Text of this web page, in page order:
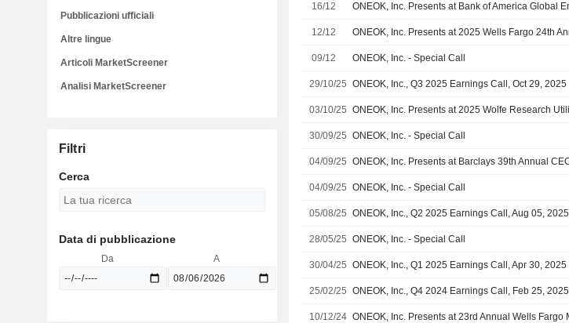
16/12
12/12
09/12 ONEOK, Inc. - Special Call
29/10/25 ONEOK, Inc., Q3 2025 Earnings Call, Oct 29, 2025
03/10/25
30/09/25 ONEOK, Inc. - Special Call
04/09/25
04/09/25 ONEOK, Inc. - Special Call
05/08/25 ONEOK, Inc., Q2 2025 Earnings Call, Aug 05, 2025
28/05/25 ONEOK, Inc. - Special Call
30/04/25 ONEOK, Inc., Q1 2025 Earnings Call, Apr 30, 2025
25/02/25 ONEOK, Inc., Q4 2024 Earnings Call, Feb 25, 2025
10/12/24
Pubblicazioni ufficiali
Altre lingue
Articoli MarketScreener
Analisi MarketScreener
Filtri
Cerca
Data di pubblicazione
Da A